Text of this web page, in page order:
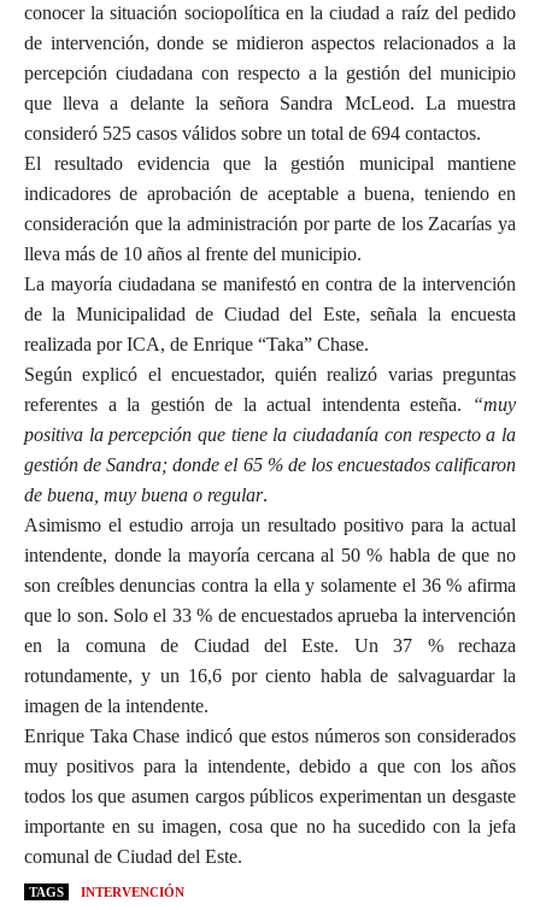
conocer la situación sociopolítica en la ciudad a raíz del pedido
de intervención, donde se midieron aspectos relacionados a la
percepción ciudadana con respecto a la gestión del municipio
que lleva a delante la señora Sandra McLeod. La muestra
consideró 525 casos válidos sobre un total de 694 contactos.
El resultado evidencia que la gestión municipal mantiene
indicadores de aprobación de aceptable a buena, teniendo en
consideración que la administración por parte de los Zacarías ya
lleva más de 10 años al frente del municipio.
La mayoría ciudadana se manifestó en contra de la intervención
de la Municipalidad de Ciudad del Este, señala la encuesta
realizada por ICA, de Enrique “Taka” Chase.
Según explicó el encuestador, quién realizó varias preguntas
referentes a la gestión de la actual intendenta esteña.
“muy
positiva la percepción que tiene la ciudadanía con respecto a la
gestión de Sandra; donde el 65 % de los encuestados calificaron
de buena, muy buena o regular.
Asimismo el estudio arroja un resultado positivo para la actual
intendente, donde la mayoría cercana al 50 % habla de que no
son creíbles denuncias contra la ella y solamente el 36 % afirma
que lo son. Solo el 33 % de encuestados aprueba la intervención
en la comuna de Ciudad del Este. Un 37 % rechaza
rotundamente, y un 16,6 por ciento habla de salvaguardar la
imagen de la intendente.
Enrique Taka Chase indicó que estos números son considerados
muy positivos para la intendente, debido a que con los años
todos los que asumen cargos públicos experimentan un desgaste
importante en su imagen, cosa que no ha sucedido con la jefa
comunal de Ciudad del Este.
TAGS INTERVENCIÓN